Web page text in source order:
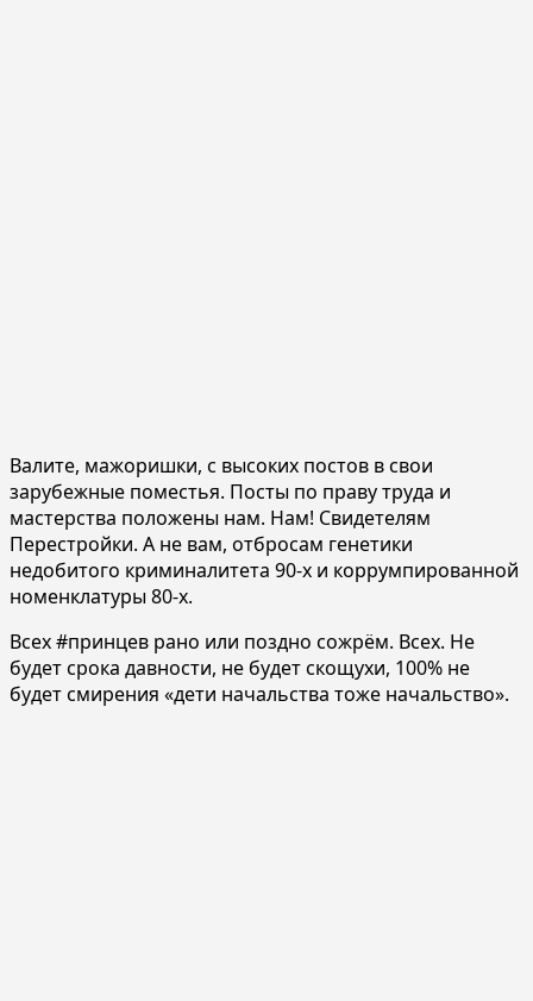
Валите, мажоришки, с высоких постов в свои
зарубежные поместья. Посты по праву труда и
мастерства положены нам. Нам! Свидетелям
Перестройки. А не вам, отбросам генетики
недобитого криминалитета 90-х и коррумпированной
номенклатуры 80-х.
Всех #принцев рано или поздно сожрём. Всех. Не
будет срока давности, не будет скощухи, 100% не
будет смирения «дети начальства тоже начальство».